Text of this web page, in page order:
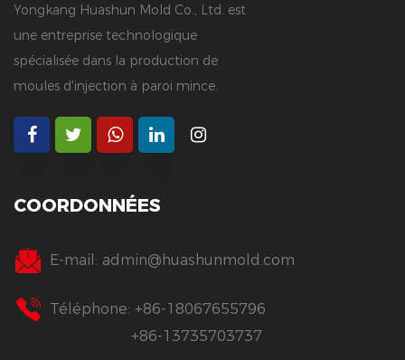
Yongkang Huashun Mold Co., Ltd. est
une entreprise technologique
spécialisée dans la production de
moules d'injection à paroi mince.
COORDONNÉES
E-mail: admin@huashunmold.com
Téléphone: +86-18067655796
+86-13735703737